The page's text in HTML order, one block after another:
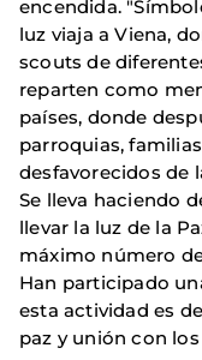
encendida.
luz viaja a Viena,
scouts de
reparten como
países, donde
parroquias,
desfavorecidos de
Se lleva haciendo
llevar la luz de la
máximo número
Han participado
esta actividad es
paz y unión con